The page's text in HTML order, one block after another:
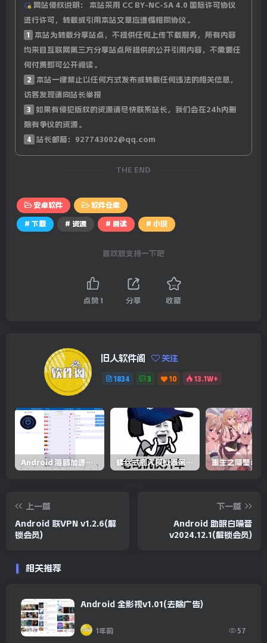
网站侵权说明：
本站采用 CC BY-NC-SA 4.0 国际许可协议
进行许可，转载或引用本站文章应遵循相同协议。
1
本站为转载分享站点，不提供任何上传下载服务，所有内容
均来自互联网第三方分享站点所提供的公开引用内容，不需要任
何付费即可公开阅读。
2
本站一律禁止以任何方式发布或转载任何违法的相关信息，
访客发现请向站长举报
3
如果有侵犯版权的资源请尽快联系站长，我们会在24h内删
除有争议的资源。
4 站长邮箱：927743002@qq.com
THE END
安卓软件 软件仓库
# 下载 # 资源 # 阅读 # 小说
喜欢就支持一下吧
点赞 1 分享 收藏
旧人软件阁 关注
1834 3 10 13.1W+
Android 海鸥加速器v6.6.3(解锁会员) 螺丝式插入模拟器第5代/NejicomiSimulator.Vol.5.v1.0.2
上一篇
Android 联VPN v1.2.6(解
锁会员)
下一篇
Android 助眠白噪音
v2024.12.1(解锁会员)
相关推荐
Android 全影视v1.01(去除广告)
1年前 57